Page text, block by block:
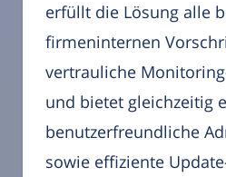
erfüllt die Lösung alle
firmeninternen
vertrauliche
und bietet gleichzeitig
benutzerfreundliche
sowie effiziente